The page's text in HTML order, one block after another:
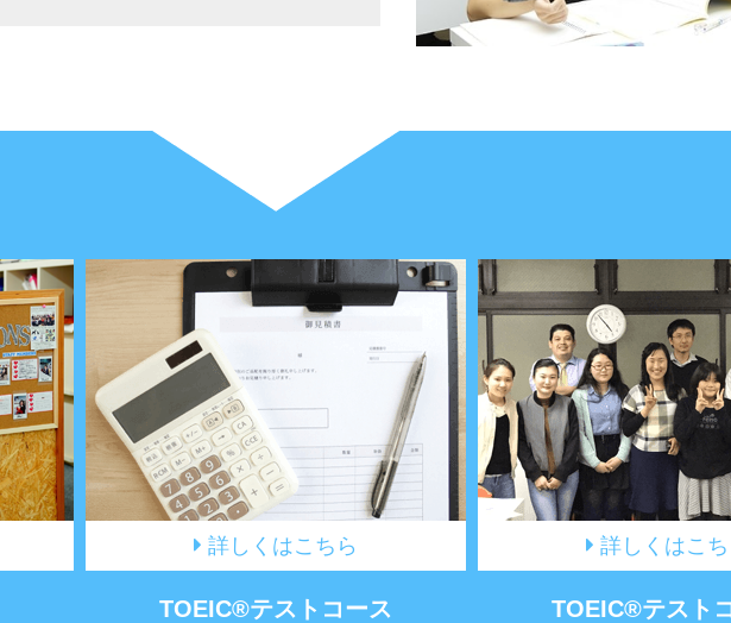
詳しくはこちら
TOEIC®テストコース
詳しくはこち
TOEIC®テスト